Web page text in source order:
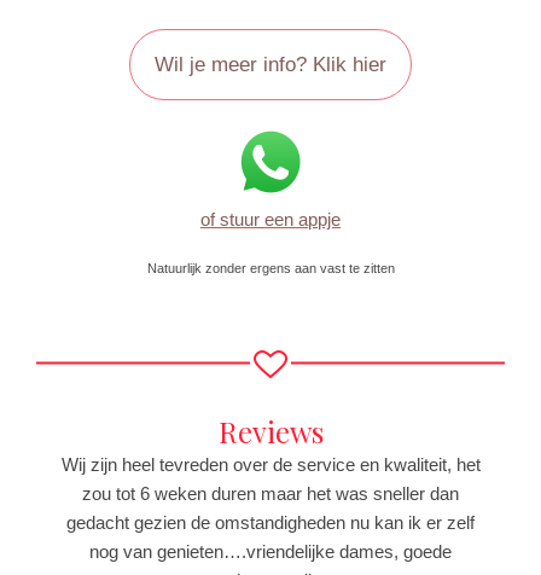
Wil je meer info? Klik hier
of stuur een appje
Natuurlijk zonder ergens aan vast te zitten
Reviews
Wij zijn heel tevreden over de service en kwaliteit, het
zou tot 6 weken duren maar het was sneller dan
gedacht gezien de omstandigheden nu kan ik er zelf
nog van genieten….vriendelijke dames, goede